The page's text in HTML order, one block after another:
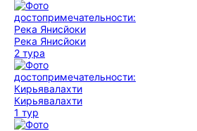
Река Янисйоки
2 тура
Кирьявалахти
1 тур